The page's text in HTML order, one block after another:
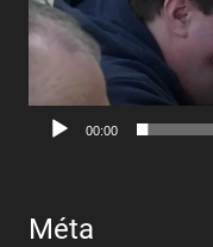
00:00
Méta